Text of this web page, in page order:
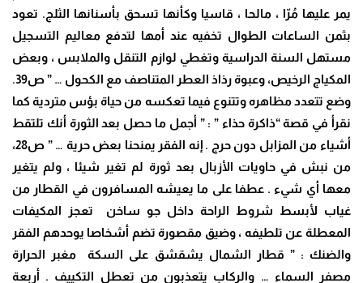
يمر عليها مُرّا ، مالحا ، قاسيا وكأنها تسحق بأسنانها الثلج. تعود
بثمن الساعات الطوال تخفيه عند أمها لتدفع معاليم التسجيل
مستهل السنة الدراسية وتغطي لوازم التنقل والملابس ، وبعض
المكياج الرخيص، وعبوة رذاذ العطر المتناصف مع الكحول … ” ص39.
وضع تتعدد مظاهره وتتنوع فيما تعكسه من حياة بؤس متردية كما
نقرأ في قصة “ذاكرة حذاء ” : ” أجمل ما حصل بعد الثورة أنك تلتقط
أشياء من المزابل دون حرج . إنه الفقر يمنحنا بعض حرية … ” ص28،
من نبش في حاويات الأزبال بعد ثورة لم تغير شيئا ، ولم يتغير
معها أي شيء . عطفا على ما يعيشه المسافرون في القطار من
غياب لأبسط شروط الراحة داخل جو ساخن تعجز المكيفات
المعطلة عن تلطيفه ، وضيق مقصورة تضم أشخاصا يوحدهم الفقر
والضنك : ” قطار الشمال يشقشق على السكة مغبر الحرارة
مصفر السماء … والركاب يتعذبون من تعطل التكييف . أربعة